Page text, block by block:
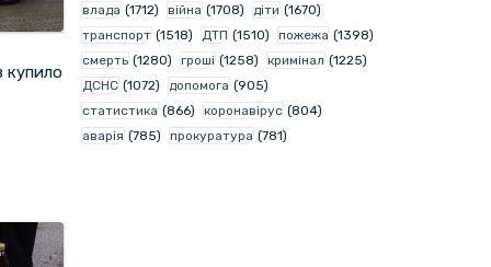
купило
влада (1712) війна (1708) діти (1670)
транспорт (1518) ДТП (1510) пожежа (1398)
смерть (1280) гроші (1258) кримінал (1225)
ДСНС (1072) допомога (905)
статистика (866) коронавірус (804)
аварія (785) прокуратура (781)